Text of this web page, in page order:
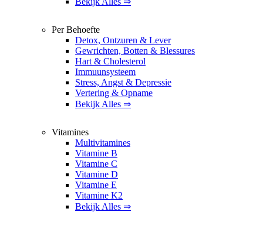
Per Behoefte
Detox, Ontzuren & Lever
Gewrichten, Botten & Blessures
Hart & Cholesterol
Immuunsysteem
Stress, Angst & Depressie
Vertering & Opname
Bekijk Alles ⇒
Vitamines
Multivitamines
Vitamine B
Vitamine C
Vitamine D
Vitamine E
Vitamine K2
Bekijk Alles ⇒